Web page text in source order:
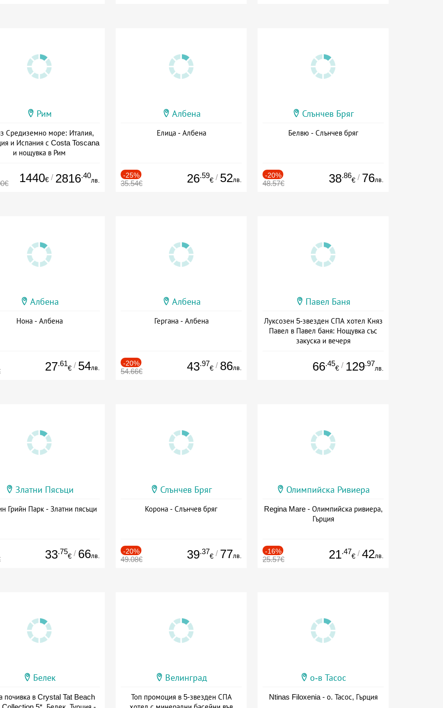
Рим
Средиземно море: Италия,
и Испания с Costa Toscana
и нощувка в Рим
1440€ / 2816.40
лв.
Албена
Елица - Албена
-25%
35.54€ 26.59
€ / 52лв.
Слънчев Бряг
Белвю - Слънчев бряг
-20%
48.57€ 38.86
€ / 76лв.
Албена
Нона - Албена
27.61
€ / 54лв.
Албена
Гергана - Албена
-20%
54.66€ 43.97
€ / 86лв.
Павел Баня
Луксозен 5-звезден СПА хотел Княз
Павел в Павел баня: Нощувка със
закуска и вечеря
66.45
€ / 129.97
лв.
Златни Пясъци
Грийн Парк - Златни пясъци
33.75
€ / 66лв.
Слънчев Бряг
Корона - Слънчев бряг
-20%
49.08€ 39.37
€ / 77лв.
Олимпийска Ривиера
Regina Mare - Олимпийска ривиера,
Гърция
-16%
25.57€ 21.47
€ / 42лв.
Белек
почивка в Crystal Tat Beach
Велинград
Топ промоция в 5-звезден СПА
о-в Тасос
Ntinas Filoxenia - о. Тасос, Гърция